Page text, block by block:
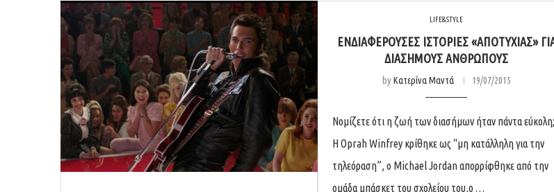
LIFE&STYLE
ΕΝΔΙΑΦΈΡΟΥΣΕΣ ΙΣΤΟΡΊΕΣ «ΑΠΟΤΥΧΊΑΣ»
ΔΙΆΣΗΜΟΥΣ ΑΝΘΡΏΠΟΥΣ
byΚατερίνα Μαντά 19/07/2015
Νομίζετε ότι η ζωή των διασήμων ήταν πάντα εύκολη;
Η Oprah Winfrey κρίθηκε ως “μη κατάλληλη για την
τηλεόραση”, ο Michael Jordan απορρίφθηκε από την
ομάδα μπάσκετ του σχολείου του,ο …